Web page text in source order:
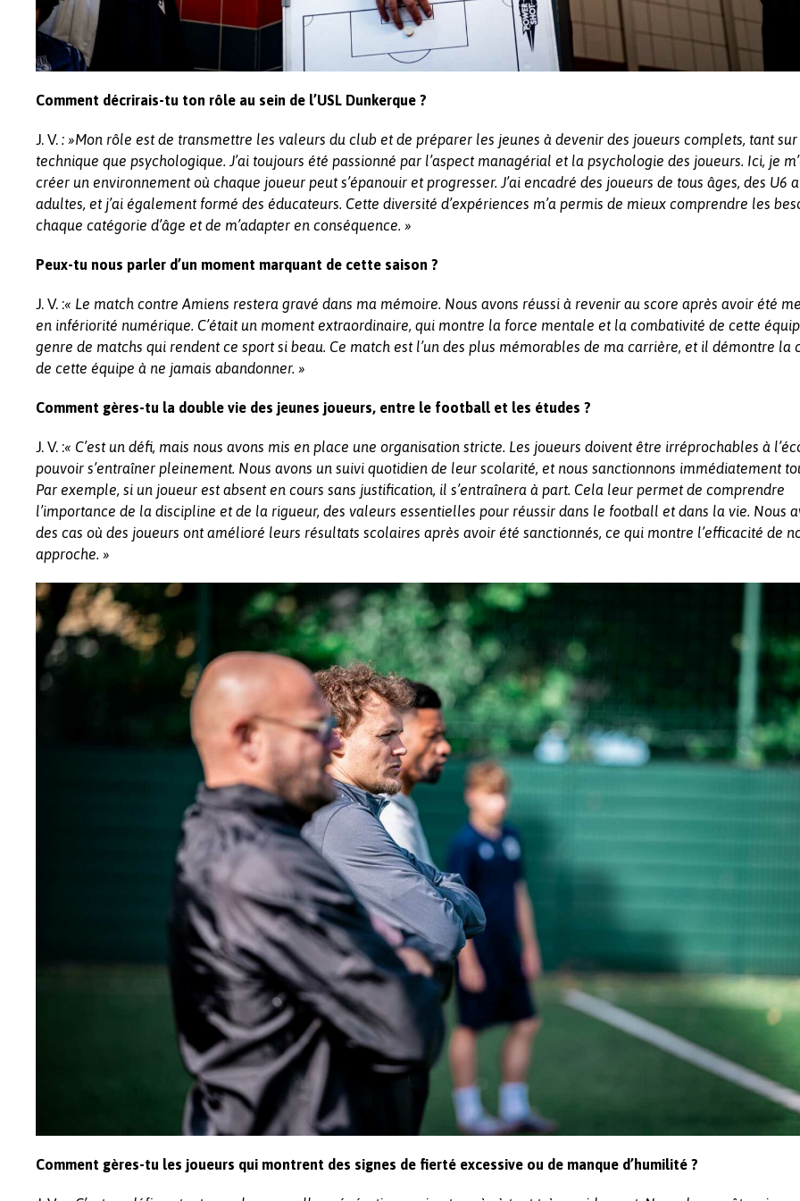
Comment décrirais-tu ton rôle au sein de l’USL Dunkerque ?
J. V. : »Mon rôle est de transmettre les valeurs du club et de préparer les jeunes à devenir des joueurs complets, tant
technique que psychologique. J’ai toujours été passionné par l’aspect managérial et la psychologie des joueurs. Ici, je
créer un environnement où chaque joueur peut s’épanouir et progresser. J’ai encadré des joueurs de tous âges, des U6
adultes, et j’ai également formé des éducateurs. Cette diversité d’expériences m’a permis de mieux comprendre les
chaque catégorie d’âge et de m’adapter en conséquence. »
Peux-tu nous parler d’un moment marquant de cette saison ?
J. V. :« Le match contre Amiens restera gravé dans ma mémoire. Nous avons réussi à revenir au score après avoir été
en infériorité numérique. C’était un moment extraordinaire, qui montre la force mentale et la combativité de cette
genre de matchs qui rendent ce sport si beau. Ce match est l’un des plus mémorables de ma carrière, et il démontre la
de cette équipe à ne jamais abandonner. »
Comment gères-tu la double vie des jeunes joueurs, entre le football et les études ?
J. V. :« C’est un défi, mais nous avons mis en place une organisation stricte. Les joueurs doivent être irréprochables à
pouvoir s’entraîner pleinement. Nous avons un suivi quotidien de leur scolarité, et nous sanctionnons immédiatement
Par exemple, si un joueur est absent en cours sans justification, il s’entraînera à part. Cela leur permet de comprendre
l’importance de la discipline et de la rigueur, des valeurs essentielles pour réussir dans le football et dans la vie. Nous
des cas où des joueurs ont amélioré leurs résultats scolaires après avoir été sanctionnés, ce qui montre l’efficacité de
approche. »
Comment gères-tu les joueurs qui montrent des signes de fierté excessive ou de manque d’humilité ?